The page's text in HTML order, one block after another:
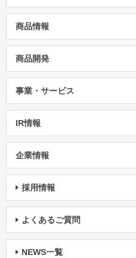
商品情報
商品開発
事業・サービス
IR情報
企業情報
採用情報
よくあるご質問
NEWS一覧